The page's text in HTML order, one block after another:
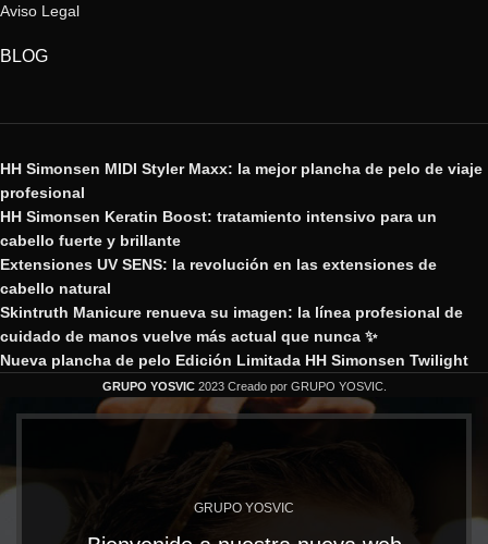
Aviso Legal
BLOG
HH Simonsen MIDI Styler Maxx: la mejor plancha de pelo de viaje
profesional
HH Simonsen Keratin Boost: tratamiento intensivo para un
cabello fuerte y brillante
Extensiones UV SENS: la revolución en las extensiones de
cabello natural
Skintruth Manicure renueva su imagen: la línea profesional de
cuidado de manos vuelve más actual que nunca ✨
Nueva plancha de pelo Edición Limitada HH Simonsen Twilight
GRUPO YOSVIC 2023 Creado por GRUPO YOSVIC.
GRUPO YOSVIC